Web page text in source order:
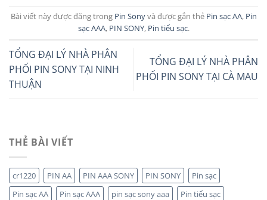
Bài viết này được đăng trong Pin Sonyvà được gắn thẻ Pin sạc AA, Pin
sạc AAA, PIN SONY, Pin tiểu sạc.
TỔNG ĐẠI LÝ NHÀ PHÂN
PHỐI PIN SONY TẠI NINH
THUẬN
TỔNG ĐẠI LÝ NHÀ PHÂN
PHỐI PIN SONY TẠI CÀ MAU
THẺ BÀI VIẾT
cr1220 PIN AA PIN AAA SONY PIN SONY
Pin sạc
Pin sạc AA
Pin sạc AAA pin sạc sony aaa
Pin tiểu sạc